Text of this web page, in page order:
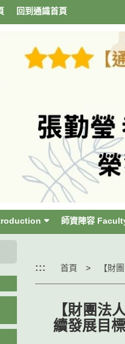
回到通識首頁
師資陣容
::: 首頁
【財團法
續發展目